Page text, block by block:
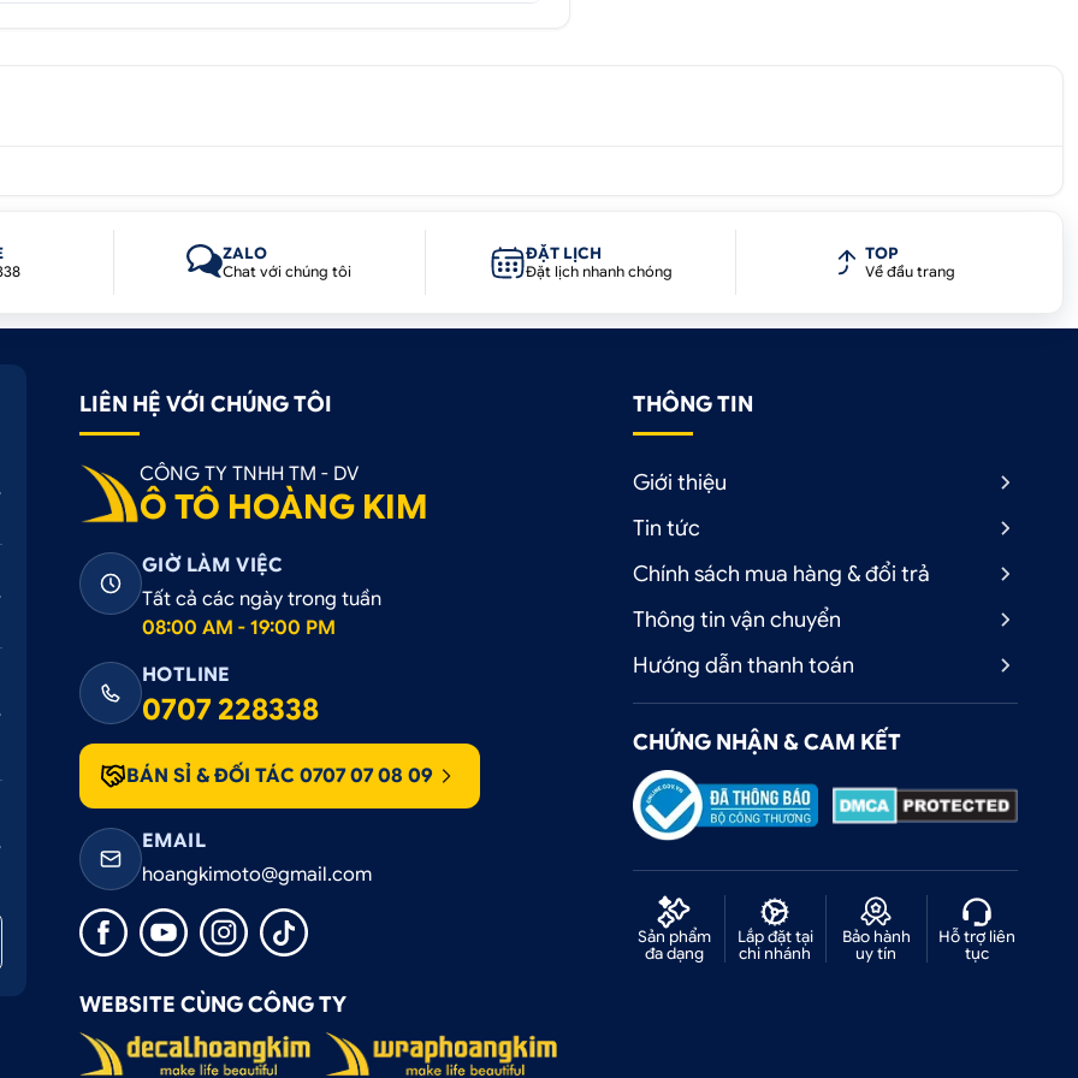
thất ô tô trở nên sang trọng, đẳng cấp cũng như toát lên
cửa ô tô còn có khả năng chống trầy xước, tăng tuổi thọ
là giúp chống lại tiếng ồn bên ngoài, bảo vệ chất lượng
tạp âm bên ngoài.
Toyota Venza tại Ô tô Hoàng Kim
chất liệu da cao cấp
với màu sắc tổng thể của xe
may tỉ mỉ, đẹp mắt
nghiệp tại TPHCM
ZALO
Chat với chúng tôi
ĐẶT LỊCH
Đặt lịch nhanh chóng
TOP
Về đầu trang
LIÊN HỆ VỚI CHÚNG TÔI
CÔNG TY TNHH TM - DV
Ô TÔ HOÀNG KIM
GIỜ LÀM VIỆC
Tất cả các ngày trong tuần
08:00 AM - 19:00 PM
HOTLINE
0707 228338
BÁN SỈ & ĐỐI TÁC 0707 07 08 09
EMAIL
hoangkimoto@gmail.com
WEBSITE CÙNG CÔNG TY
THÔNG TIN
Giới thiệu
Tin tức
Chính sách mua hàng & đổi trả
Thông tin vận chuyển
Hướng dẫn thanh toán
CHỨNG NHẬN & CAM KẾT
Sản phẩm
đa dạng
Lắp đặt tại
chi nhánh
Bảo hành
uy tín
Hỗ trợ liên
tục